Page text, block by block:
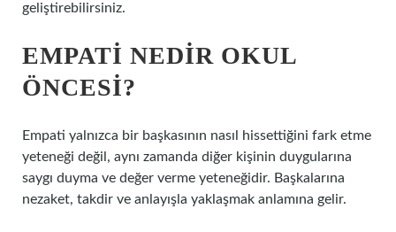
geliştirebilirsiniz.
EMPATI NEDIR OKUL
ÖNCESI?
Empati yalnızca bir başkasının nasıl hissettiğini fark etme
yeteneği değil, aynı zamanda diğer kişinin duygularına
saygı duyma ve değer verme yeteneğidir. Başkalarına
nezaket, takdir ve anlayışla yaklaşmak anlamına gelir.